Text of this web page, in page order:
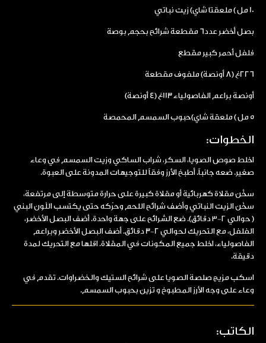
10 مل ) ملعقتا شاي) زيت نباتي
بصل أخضر عدد6 مقطعة شرائح بحجم بوصة
فلفل أحمر كبير مقطع
226غ (8 أونصة) ملفوف مقطعة
أونصة براعم الفاصولياء 113غ (4 أونصة)
5 مل ) ملعقة شاي)حبوب السمسم المحمصة
الخطوات:
اخلط صوص الصويا، السكر، شراب الساكي وزيت السمسم في وعاء
صغير. ضعه جانباً. أطبخ الأرز وفقاً للتوجيهات المدونة على العبوة.
سخِّن مقلاة كهربائية أو مقلاة كبيرة على حرارة متوسطة إلى مرتفعة،
سخّن الزيت النباتي وأضف شرائح اللحم وحرّكه حتى يكتسب اللّون البني
( حوالي ٢-٣ دقائق). ضع الشرائح على جهة واحدة. أضف البصل الأخضر،
الفلفل، مع التحريك لحوالي 2-3 دقائق. أضف البصل الأخضر وبراعم
الفاصولياء، اخلط جميع المكونات في المقلاة. اقلها مع التحريك لمدة
دقيقة.
اسكب مزيج صلصة الصويا على شرائح الستيك والخضراوات. تقدم في
وعاء على وجه الأرز المطبوخ و تزين بحبوب السمسم.
الكاتب: